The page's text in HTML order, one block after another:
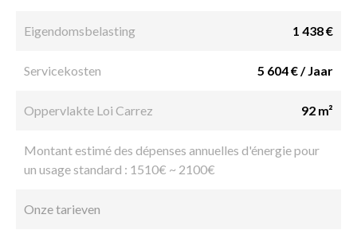
Eigendomsbelasting 1 438 €
Servicekosten 5 604 € / Jaar
Oppervlakte Loi Carrez 92 m²
Montant estimé des dépenses annuelles d'énergie pour
un usage standard : 1510€ ~ 2100€
Onze tarieven